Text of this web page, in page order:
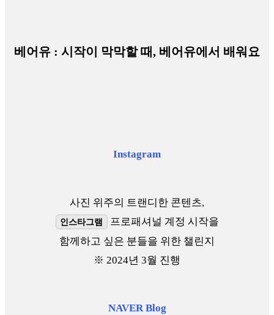
베어유 : 시작이 막막할 때, 베어유에서 배워요
Instagram
사진 위주의 트랜디한 콘텐츠,
인스타그램
프로패셔널 계정 시작을
함께하고 싶은 분들을 위한 챌린지
※ 2024년 3월 진행
NAVER Blog